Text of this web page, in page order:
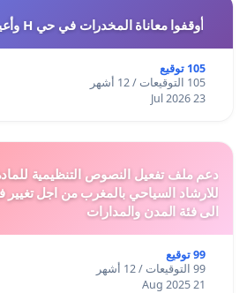
أوقفوا معاناة المخدرات في حي H وأعيدوا الأمان إلى حينا!
105 توقيع
105 التوقيعات / 12 أشهر
23 Jul 2026
للارشاد السياحي بالمغرب من اجل تغيير
الى فئة المدن والمدارات
99 توقيع
99 التوقيعات / 12 أشهر
21 Aug 2025